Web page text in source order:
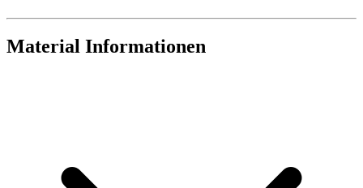
Material Informationen